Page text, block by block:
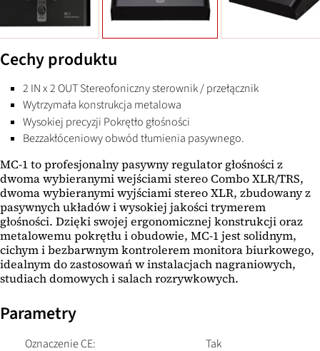
Cechy produktu
2 IN x 2 OUT Stereofoniczny sterownik / przełącznik
Wytrzymała konstrukcja metalowa
Wysokiej precyzji Pokrętło głośności
Bezzakłóceniowy obwód tłumienia pasywnego.
MC-1 to profesjonalny pasywny regulator głośności z
dwoma wybieranymi wejściami stereo Combo XLR/TRS,
dwoma wybieranymi wyjściami stereo XLR, zbudowany z
pasywnych układów i wysokiej jakości trymerem
głośności. Dzięki swojej ergonomicznej konstrukcji oraz
metalowemu pokrętłu i obudowie, MC-1 jest solidnym,
cichym i bezbarwnym kontrolerem monitora biurkowego,
idealnym do zastosowań w instalacjach nagraniowych,
studiach domowych i salach rozrywkowych.
Parametry
Oznaczenie CE: Tak